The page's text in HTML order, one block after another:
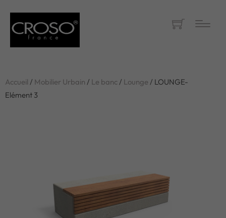
Accueil / Mobilier Urbain / Le banc / Lounge / LOUNGE-
Elément 3